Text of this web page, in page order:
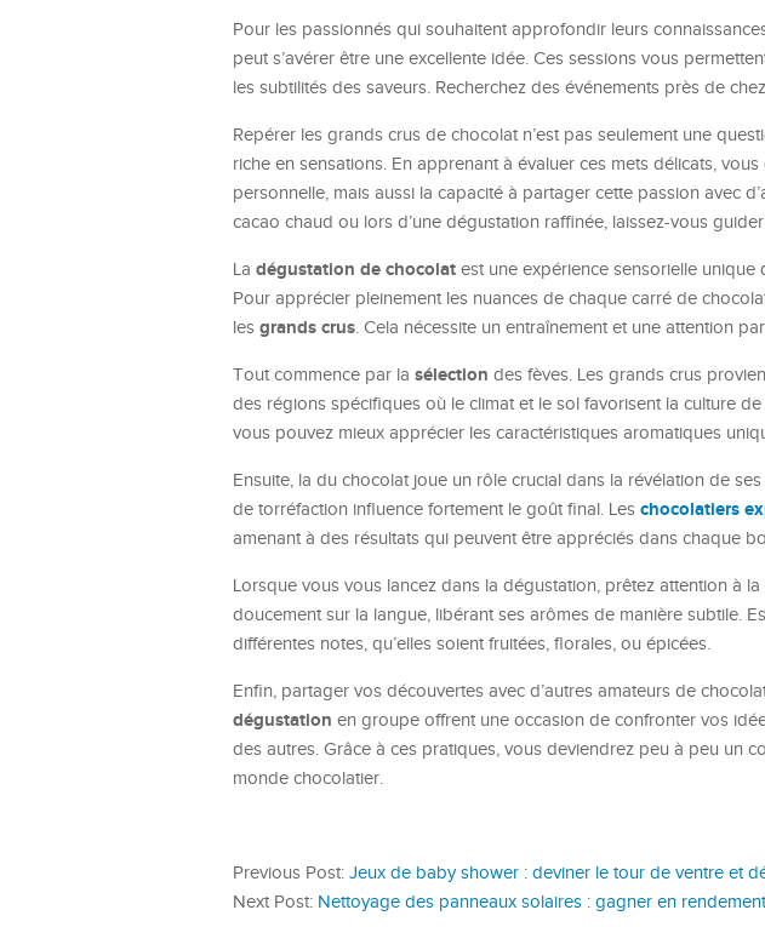
Pour les passionnés qui souhaitent approfondir leurs
peut s’avérer être une excellente idée. Ces sessions vous
les subtilités des saveurs. Recherchez des événements près de
Repérer les grands crus de chocolat n’est pas seulement une
riche en sensations. En apprenant à évaluer ces mets délicats,
personnelle, mais aussi la capacité à partager cette passion avec
cacao chaud ou lors d’une dégustation raffinée, laissez-vous
La dégustation de chocolat est une expérience sensorielle
Pour apprécier pleinement les nuances de chaque carré de
les grands crus. Cela nécessite un entraînement et une attention
Tout commence par la sélection des fèves. Les grands crus
des régions spécifiques où le climat et le sol favorisent la culture
vous pouvez mieux apprécier les caractéristiques aromatiques
Ensuite, la du chocolat joue un rôle crucial dans la révélation de
de torréfaction influence fortement le goût final. Les chocolatiers
amenant à des résultats qui peuvent être appréciés dans chaque
Lorsque vous vous lancez dans la dégustation, prêtez attention à la
doucement sur la langue, libérant ses arômes de manière subtile.
différentes notes, qu’elles soient fruitées, florales, ou épicées.
Enfin, partager vos découvertes avec d’autres amateurs de
dégustation en groupe offrent une occasion de confronter vos
des autres. Grâce à ces pratiques, vous deviendrez peu à peu un
monde chocolatier.
Previous Post: Jeux de baby shower : deviner le tour de ventre et
Next Post: Nettoyage des panneaux solaires : gagner en rendement